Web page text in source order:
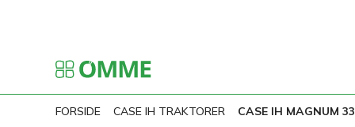
FORSIDE CASE IH TRAKTORER CASE IH MAGNUM